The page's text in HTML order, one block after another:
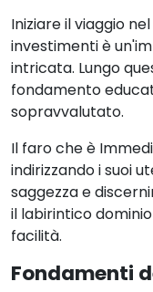
Iniziare il viaggio
investimenti è
intricata. Lungo
fondamento
sopravvalutato.
Il faro che è
indirizzando i suoi
saggezza e
il labirintico
facilità.
Fondamenti